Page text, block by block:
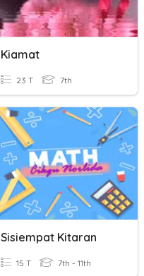
Kiamat
23 T 7th
Sisiempat Kitaran
15 T 7th - 11th